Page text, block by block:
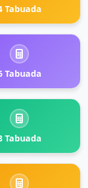
Tabuada
Tabuada
Tabuada